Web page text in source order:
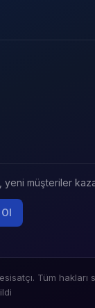
yeni müşteriler
Tüm hakları